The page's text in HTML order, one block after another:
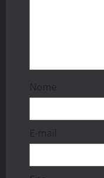
Nome
E-mail